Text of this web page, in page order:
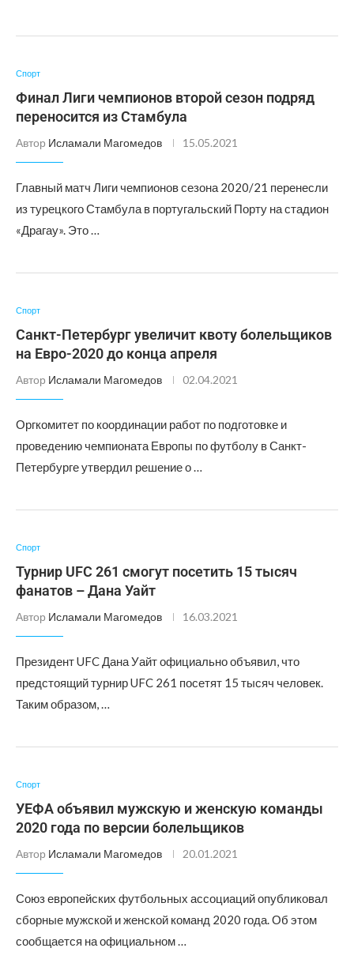
Спорт
Финал Лиги чемпионов второй сезон подряд
переносится из Стамбула
Автор Исламали Магомедов 15.05.2021
Главный матч Лиги чемпионов сезона 2020/21 перенесли
из турецкого Стамбула в португальский Порту на стадион
«Драгау». Это …
Спорт
Санкт-Петербург увеличит квоту болельщиков
на Евро-2020 до конца апреля
Автор Исламали Магомедов 02.04.2021
Оргкомитет по координации работ по подготовке и
проведению чемпионата Европы по футболу в Санкт-
Петербурге утвердил решение о …
Спорт
Турнир UFC 261 смогут посетить 15 тысяч
фанатов – Дана Уайт
Автор Исламали Магомедов 16.03.2021
Президент UFC Дана Уайт официально объявил, что
предстоящий турнир UFC 261 посетят 15 тысяч человек.
Таким образом, …
Спорт
УЕФА объявил мужскую и женскую команды
2020 года по версии болельщиков
Автор Исламали Магомедов 20.01.2021
Союз европейских футбольных ассоциаций опубликовал
сборные мужской и женской команд 2020 года. Об этом
сообщается на официальном …